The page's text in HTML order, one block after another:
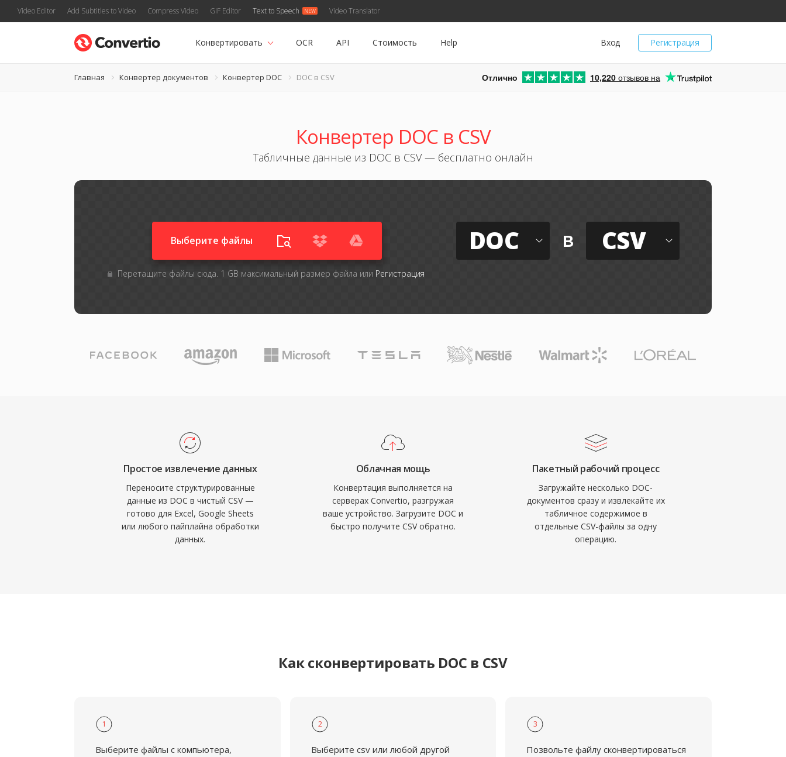
Video Editor Add Subtitles to Video Compress Video GIF Editor Text to Speech Video Translator
Регистрация
Вход
Конвертировать OCR API Стоимость Help
Главная Конвертер документов Конвертер DOC DOC в CSV Отлично 10,220 отзывов на
Конвертер DOC в CSV
Табличные данные из DOC в CSV — бесплатно онлайн
Выберите файлы
Перетащите файлы сюда. 1 GB максимальный размер файла или Регистрация
DOC в CSV
Простое извлечение данных
Переносите структурированные
данные из DOC в чистый CSV —
готово для Excel, Google Sheets
или любого пайплайна обработки
данных.
Облачная мощь
Конвертация выполняется на
серверах Convertio, разгружая
ваше устройство. Загрузите DOC и
быстро получите CSV обратно.
Пакетный рабочий процесс
Загружайте несколько DOC-
документов сразу и извлекайте их
табличное содержимое в
отдельные CSV-файлы за одну
операцию.
Как сконвертировать DOC в CSV
1
Выберите файлы с компьютера,
2
Выберите csv или любой другой
3
Позвольте файлу сконвертироваться